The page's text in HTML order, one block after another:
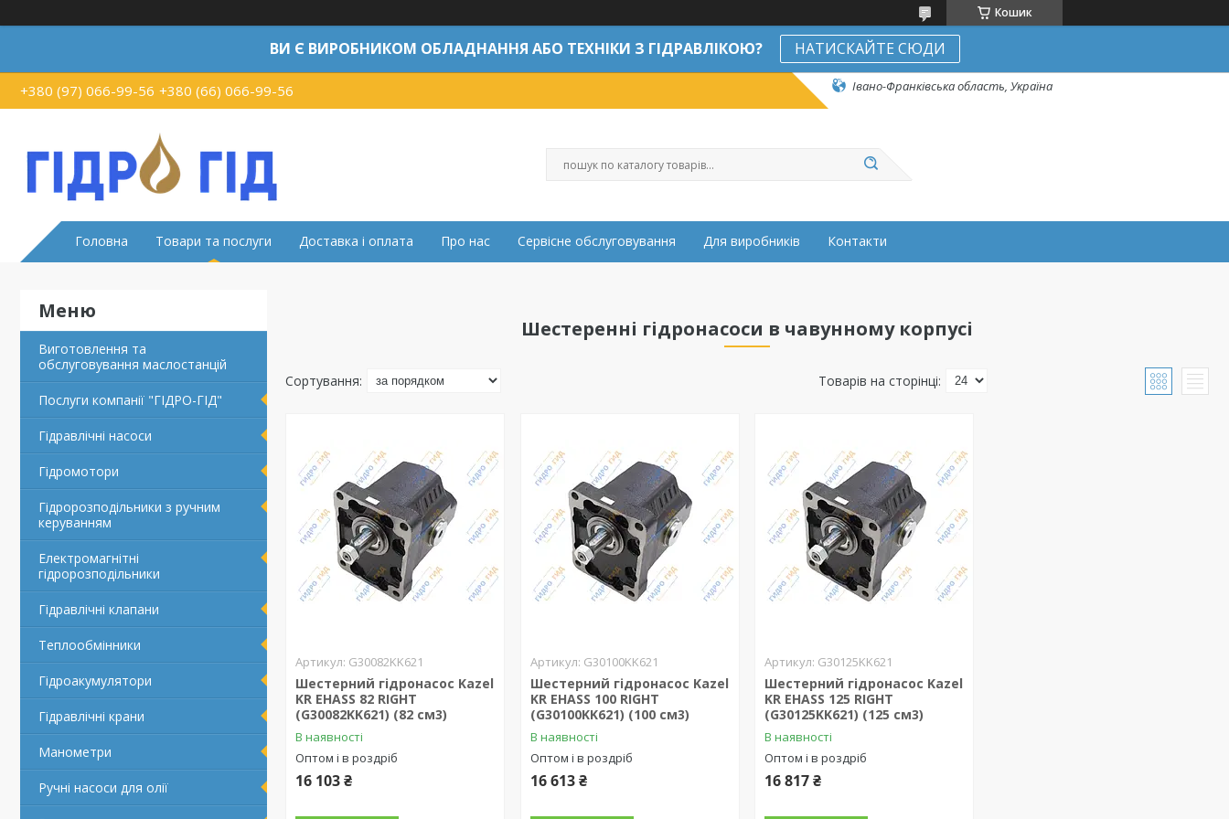
Кошик
ВИ Є ВИРОБНИКОМ ОБЛАДНАННЯ АБО ТЕХНІКИ З ГІДРАВЛІКОЮ? НАТИСКАЙТЕ СЮДИ
+380 (97) 066-99-56 +380 (66) 066-99-56 Івано-Франківська область, Україна
Головна Товари та послуги Доставка і оплата Про нас Сервісне обслуговування Для виробників Контакти
Виготовлення та
обслуговування маслостанцій
Послуги компанії "ГІДРО-ГІД"
Гідравлічні насоси
Гідромотори
Гідророзподільники з ручним
керуванням
Електромагнітні
гідророзподільники
Гідравлічні клапани
Теплообмінники
Гідроакумулятори
Гідравлічні крани
Манометри
Ручні насоси для олії
Шестеренні гідронасоси в чавунному корпусі
G30082KK621
Шестерний гідронасос Kazel
KR EHASS 82 RIGHT
(G30082KK621) (82 см3)
В наявності
Оптом і в роздріб
16 103 ₴
G30100KK621
Шестерний гідронасос Kazel
KR EHASS 100 RIGHT
(G30100KK621) (100 см3)
В наявності
Оптом і в роздріб
16 613 ₴
G30125KK621
Шестерний гідронасос Kazel
KR EHASS 125 RIGHT
(G30125KK621) (125 см3)
В наявності
Оптом і в роздріб
16 817 ₴